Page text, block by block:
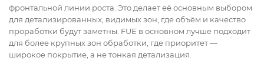
фронтальной линии роста. Это делает её основным выбором
для детализированных, видимых зон, где объём и качество
проработки будут заметны. FUE в основном лучше подходит
для более крупных зон обработки, где приоритет —
широкое покрытие, а не тонкая детализация.